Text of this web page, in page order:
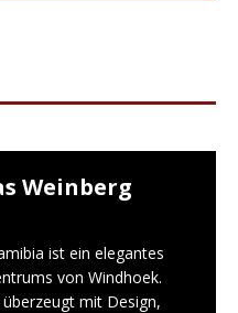
Weinberg
ist ein elegantes
von Windhoek.
mit Design,